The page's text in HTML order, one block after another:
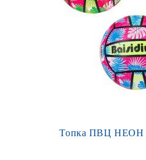
Топка ПВЦ НЕОН